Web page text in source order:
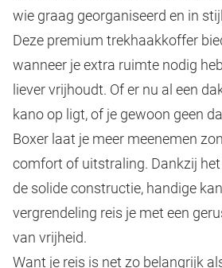
wie graag georganiseerd en in
Deze premium trekhaakkoffer
wanneer je extra ruimte nodig
liever vrijhoudt. Of er nu al een
kano op ligt, of je gewoon geen
Boxer laat je meer meenemen
comfort of uitstraling. Dankzij
de solide constructie, handige
vergrendeling reis je met een
van vrijheid.
Want je reis is net zo belangrijk